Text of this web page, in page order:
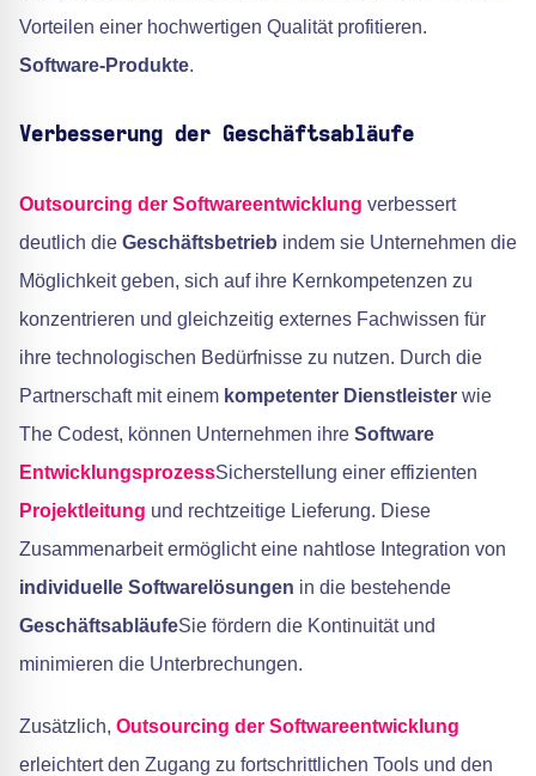
Vorteilen einer hochwertigen Qualität profitieren.
Software-Produkte.
Verbesserung der Geschäftsabläufe
Outsourcing der Softwareentwicklung verbessert
deutlich die Geschäftsbetrieb indem sie Unternehmen die
Möglichkeit geben, sich auf ihre Kernkompetenzen zu
konzentrieren und gleichzeitig externes Fachwissen für
ihre technologischen Bedürfnisse zu nutzen. Durch die
Partnerschaft mit einem kompetenter Dienstleister wie
The Codest, können Unternehmen ihre Software
EntwicklungsprozessSicherstellung einer effizienten
Projektleitung und rechtzeitige Lieferung. Diese
Zusammenarbeit ermöglicht eine nahtlose Integration von
individuelle Softwarelösungen in die bestehende
GeschäftsabläufeSie fördern die Kontinuität und
minimieren die Unterbrechungen.
Zusätzlich, Outsourcing der Softwareentwicklung
erleichtert den Zugang zu fortschrittlichen Tools und den